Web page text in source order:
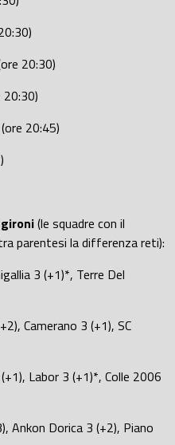
20:30)
20:45)
(le squadre con il
parentesi la differenza reti):
3 (+1)*, Terre Del
Camerano 3 (+1), SC
Labor 3 (+1)*, Colle 2006
Ankon Dorica 3 (+2), Piano